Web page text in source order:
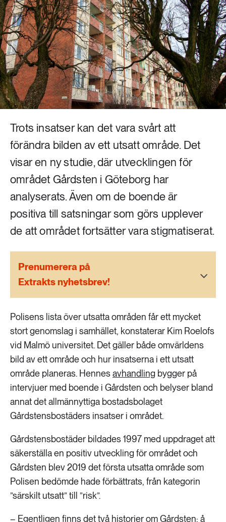
Mat & jordbruk
Skog
Social hållbarhet
Transport
252 ARTIKLAR
Landsbygd
939 ARTIKLAR
Livsstil & konsumtion
612 ARTIKLAR
262 ARTIKLAR
Social hållbarhet
189 ARTIKLAR
473 ARTIKLAR
Vatten
Trots insatser kan det vara svårt att
förändra bilden av ett utsatt område. Det
visar en ny studie, där utvecklingen för
området Gårdsten i Göteborg har
analyserats. Även om de boende är
positiva till satsningar som görs upplever
de att området fortsätter vara stigmatiserat.
Prenumerera på
Extrakts nyhetsbrev!
Polisens lista över utsatta områden får ett mycket
stort genomslag i samhället, konstaterar Kim Roelofs
vid Malmö universitet. Det gäller både omvärldens
bild av ett område och hur insatserna i ett utsatt
område planeras. Hennesavhandling bygger på
intervjuer med boende i Gårdsten och belyser bland
annat det allmännyttiga bostadsbolaget
Gårdstensbostäders insatser i området.
Gårdstensbostäder bildades 1997 med uppdraget att
säkerställa en positiv utveckling för området och
Gårdsten blev 2019 det första utsatta område som
Polisen bedömde hade förbättrats, från kategorin
”särskilt utsatt” till ”risk”.
– Egentligen finns det två historier om Gårdsten: å